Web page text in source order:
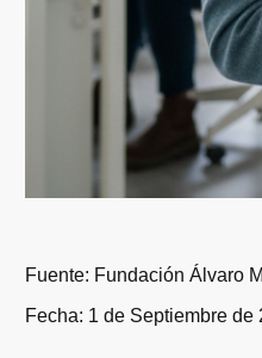
Fuente: Fundación Álvaro
Fecha: 1 de Septiembre de